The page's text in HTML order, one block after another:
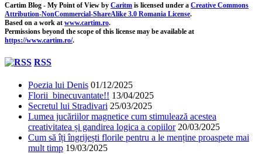
Cartim Blog - My Point of View by Caritm is licensed under a Creative Commons
Attribution-NonCommercial-ShareAlike 3.0 Romania License.
Based on a work at www.cartim.ro.
Permissions beyond the scope of this license may be available at
https://www.cartim.ro/.
RSS
Poezia lui Denis 01/12/2025
Florii binecuvantate!! 13/04/2025
Secretul lui Stradivari 25/03/2025
Lumea jucăriilor magnetice cum stimulează acestea
creativitatea și gandirea logica a copiilor 20/03/2025
Cum să îți îngrijești florile pentru a le menține proaspete mai
mult timp 19/03/2025